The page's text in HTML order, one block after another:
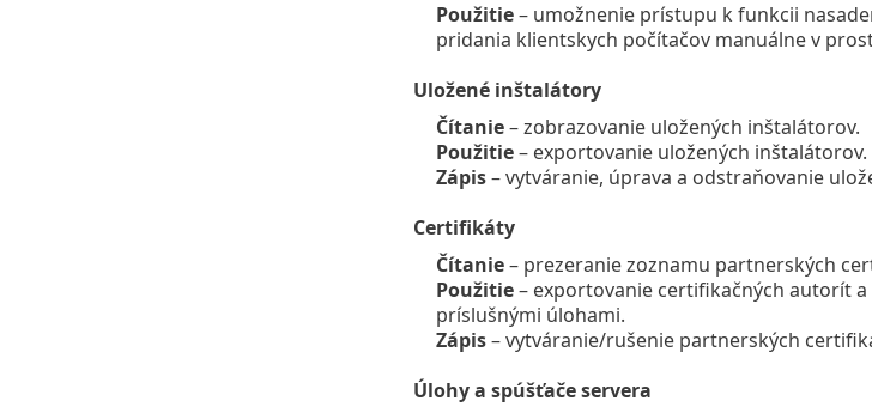
Použitie– umožnenie prístupu k funkcii
pridania klientskych počítačov manuálne v
Uložené inštalátory
Čítanie– zobrazovanie uložených inštalátorov.
Použitie– exportovanie uložených inštalátorov.
Zápis– vytváranie, úprava a odstraňovanie
Certifikáty
Čítanie– prezeranie zoznamu partnerských
Použitie– exportovanie certifikačných autorít
príslušnými úlohami.
Zápis– vytváranie/rušenie partnerských
Úlohy a spúšťače servera